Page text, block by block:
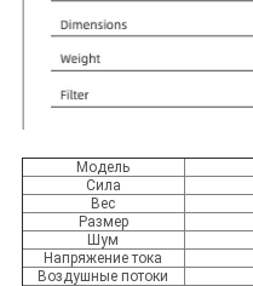
Модель
Сила
Вес
Размер
Шум
Напряжение тока
Воздушные потоки